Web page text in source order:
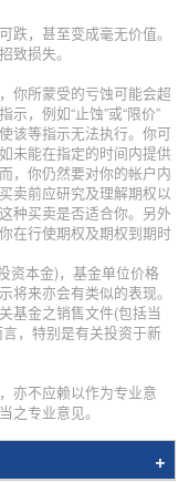
，甚至变成毫无价值。
致损失。
你所蒙受的亏蚀可能会超
，例如“止蚀”或“限价”
该等指示无法执行。你可
未能在指定的时间内提供
，你仍然要对你的帐户内
卖前应研究及理解期权以
种买卖是否适合你。另外
在行使期权及期权到期时
资本金)，基金单位价格
来亦会有类似的表现。
基金之销售文件(包括当
，特别是有关投资于新
亦不应赖以作为专业意
之专业意见。